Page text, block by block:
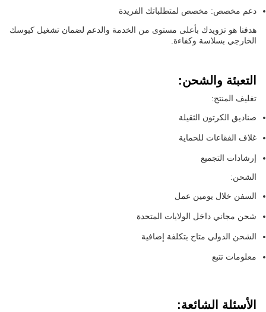
دعم مخصص: مخصص لمتطلباتك الفريدة
هدفنا هو تزويدك بأعلى مستوى من الخدمة والدعم لضمان تشغيل كيوسك
الخارجي بسلاسة وكفاءة.
التعبئة والشحن:
تغليف المنتج:
صناديق الكرتون الثقيلة
غلاف الفقاعات للحماية
إرشادات التجميع
الشحن:
السفن خلال يومين عمل
شحن مجاني داخل الولايات المتحدة
الشحن الدولي متاح بتكلفة إضافية
معلومات تتبع
الأسئلة الشائعة: